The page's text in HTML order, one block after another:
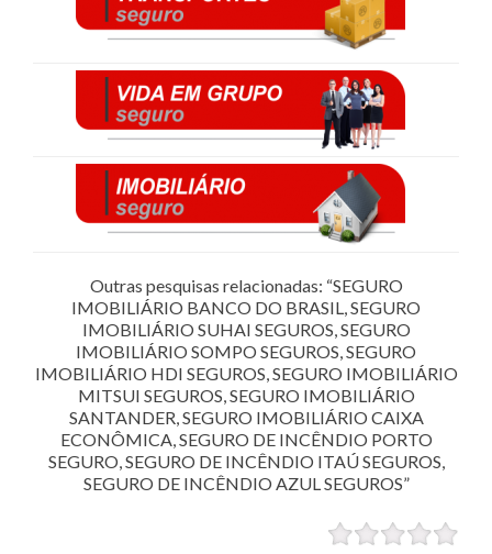
Outras pesquisas relacionadas: “SEGURO
IMOBILIÁRIO BANCO DO BRASIL, SEGURO
IMOBILIÁRIO SUHAI SEGUROS, SEGURO
IMOBILIÁRIO SOMPO SEGUROS, SEGURO
IMOBILIÁRIO HDI SEGUROS, SEGURO IMOBILIÁRIO
MITSUI SEGUROS, SEGURO IMOBILIÁRIO
SANTANDER, SEGURO IMOBILIÁRIO CAIXA
ECONÔMICA, SEGURO DE INCÊNDIO PORTO
SEGURO, SEGURO DE INCÊNDIO ITAÚ SEGUROS,
SEGURO DE INCÊNDIO AZUL SEGUROS”